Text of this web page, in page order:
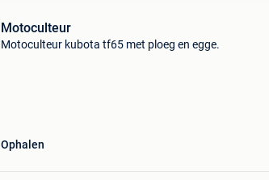
Motoculteur
Motoculteur kubota tf65 met ploeg en egge.
Ophalen